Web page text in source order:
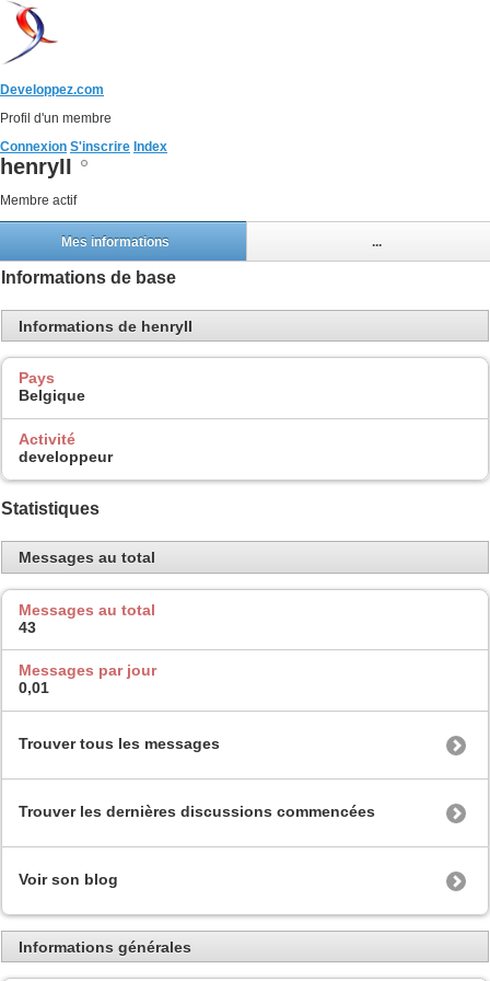
Developpez.com
Profil d'un membre
Connexion S'inscrire Index
henryII
Membre actif
Mes informations ...
Informations de base
Informations de henryII
Pays
Belgique
Activité
developpeur
Statistiques
Messages au total
Messages au total
43
Messages par jour
0,01
Trouver tous les messages
Trouver les dernières discussions commencées
Voir son blog
Informations générales